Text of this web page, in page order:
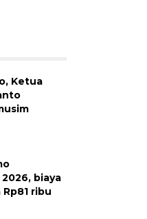
Ketua
biaya
ribu